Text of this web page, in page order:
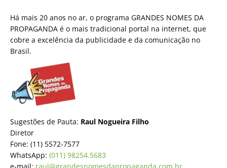
Há mais 20 anos no ar, o programa GRANDES NOMES DA
PROPAGANDA é o mais tradicional portal na internet, que
cobre a excelência da publicidade e da comunicação no
Brasil.
Sugestões de Pauta: Raul Nogueira Filho
Diretor
Fone: (11) 5572-7577
WhatsApp: (011) 98254.5683
e-mail: raul@grandesnomesdapropaganda.com.br